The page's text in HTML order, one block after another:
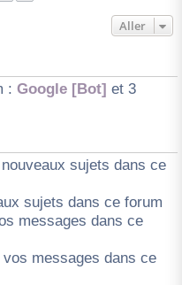
Aller
: Google [Bot] et 3
sujets dans ce
sujets dans ce forum
messages dans ce
messages dans ce